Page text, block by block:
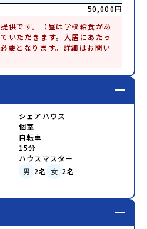
50,000円
供です。（昼は学校給食があ
いただきます。入居にあたっ
要となります。詳細はお問い
シェアハウス
個室
自転車
15分
ハウスマスター
男 2名 女 2名